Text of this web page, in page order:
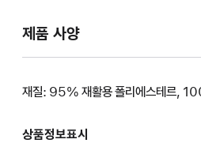
제품 사양
재질: 95% 재활용 폴리에스테르,
상품정보표시